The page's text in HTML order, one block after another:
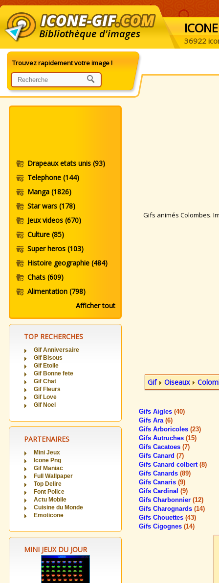
Bibliothèque d'images ICONE
36922
Trouvez rapidement votre image !
Drapeaux etats unis (93)
Telephone (144)
Manga (1826)
Star wars (178)
Jeux videos (670)
Culture (85)
Super heros (103)
Histoire geographie (484)
Chats (609)
Alimentation (798)
Afficher tout
TOP RECHERCHES
Gif Anniversaire
Gif Bisous
Gif Etoile
Gif Bonne fete
Gif Chat
Gif Fleurs
Gif Love
Gif Noel
PARTENAIRES
Mini Jeux
Icone Png
Gif Maniac
Full Wallpaper
Top Delire
Font Police
Actu Mobile
Cuisine du Monde
Emoticone
MINI JEUX DU JOUR
Gifs animés Colombes.
Gif Oiseaux
Gifs Aigles (40)
Gifs Ara (6)
Gifs Arboricoles (23)
Gifs Autruches (15)
Gifs Cacatoes (7)
Gifs Canard (7)
Gifs Canard colbert (8)
Gifs Canards (89)
Gifs Canaris (9)
Gifs Cardinal (9)
Gifs Charbonnier (12)
Gifs Charognards (14)
Gifs Chouettes (43)
Gifs Cigognes (14)